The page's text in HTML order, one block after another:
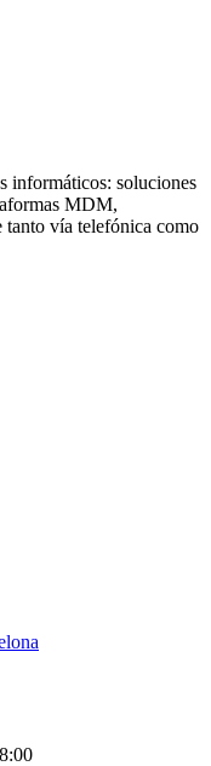
informáticos: soluciones
MDM,
tanto vía telefónica como